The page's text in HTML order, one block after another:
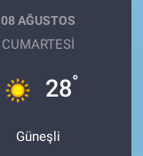
08 AĞUSTOS
CUMARTESI
28°
Güneşli